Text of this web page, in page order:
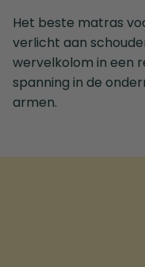
Het beste matras
verlicht aan
wervelkolom in een
spanning in de
armen.